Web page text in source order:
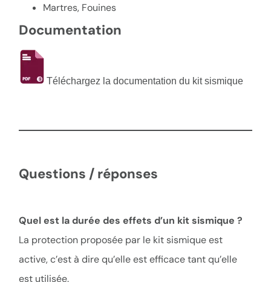
Martres, Fouines
Documentation
Téléchargez la documentation du kit sismique
Questions / réponses
Quel est la durée des effets d’un kit sismique ?
La protection proposée par le kit sismique est
active, c’est à dire qu’elle est efficace tant qu’elle
est utilisée.